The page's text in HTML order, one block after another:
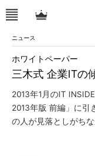
ニュース
三木式 企業ITの
ホワイトペーパー
2013年1月のIT
2013年版 前編」に引
の人が見落としがち